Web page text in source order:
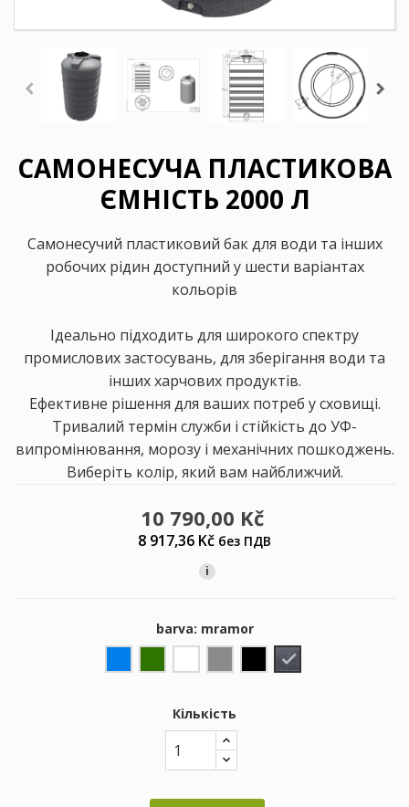
САМОНЕСУЧА ПЛАСТИКОВА
ЄМНІСТЬ 2000 Л
Самонесучий пластиковий бак для води та інших
робочих рідин доступний у шести варіантах
кольорів
Ідеально підходить для широкого спектру
промислових застосувань, для зберігання води та
інших харчових продуктів.
Ефективне рішення для ваших потреб у сховищі.
Тривалий термін служби і стійкість до УФ-
випромінювання, морозу і механічних пошкоджень.
Виберіть колір, який вам найближчий.
10 790,00 Kč
8 917,36 Kč без ПДВ
i
barva: mramor
modrázelenábílá šedáčernámramor
Кількість